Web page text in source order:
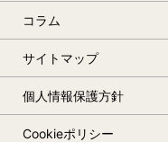
コラム
サイトマップ
個人情報保護方針
Cookieポリシー